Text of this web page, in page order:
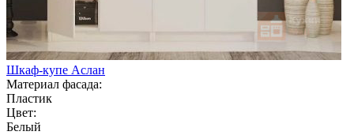
Шкаф-купе Аслан
Материал фасада:
Пластик
Цвет:
Белый